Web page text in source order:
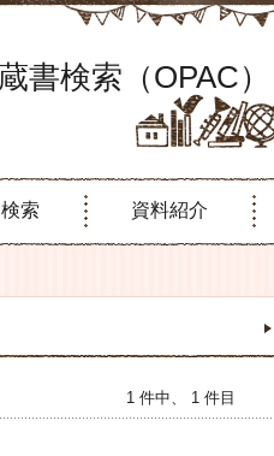
書検索（OPAC）
索 資料紹介
1 件中、 1 件目